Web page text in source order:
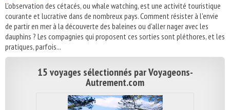
L'observation des cétacés, ou whale watching, est une activité touristique
courante et lucrative dans de nombreux pays. Comment résister à l'envie
de partir en mer à la découverte des baleines ou d'aller nager avec les
dauphins ? Les compagnies qui proposent ces sorties sont pléthores, et les
pratiques, parfois...
15 voyages sélectionnés par Voyageons-
Autrement.com